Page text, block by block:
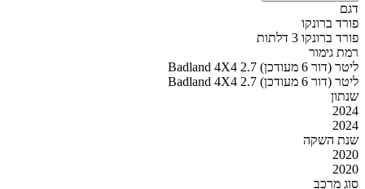
דגם
פורד ברונקו
פורד ברונקו 3 דלתות
רמת גימור
Badland 4X4 2.7 ליטר (דור 6 מעודכן)
Badland 4X4 2.7 ליטר (דור 6 מעודכן)
שנתון
2024
2024
שנת השקה
2020
2020
סוג מרכב